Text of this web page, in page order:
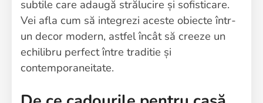
subtile care adaugă strălucire și sofisticare.
Vei afla cum să integrezi aceste obiecte într-
un decor modern, astfel încât să creeze un
echilibru perfect între traditie și
contemporaneitate.